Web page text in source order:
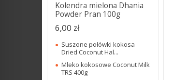
Kolendra mielona Dhania
Powder Pran 100g
6,00 zł
Suszone połówki kokosa
Dried Coconut Hal...
Mleko kokosowe Coconut Milk
TRS 400g